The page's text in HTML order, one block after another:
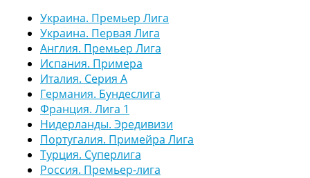
Украина. Премьер Лига
Украина. Первая Лига
Англия. Премьер Лига
Испания. Примера
Италия. Серия А
Германия. Бундеслига
Франция. Лига 1
Нидерланды. Эредивизи
Португалия. Примейра Лига
Турция. Суперлига
Россия. Премьер-лига